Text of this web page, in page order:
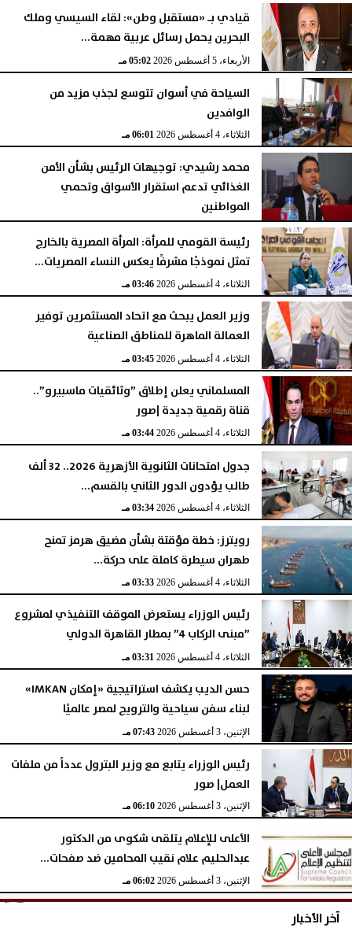
قيادي بـ «مستقبل وطن»: لقاء السيسي وملك
البحرين يحمل رسائل عربية مهمة...
الأربعاء، 5 أغسطس 2026 05:02 مـ
السياحة في أسوان تتوسع لجذب مزيد من
الوافدين
الثلاثاء، 4 أغسطس 2026 06:01 مـ
محمد رشيدي: توجيهات الرئيس بشأن الأمن
الغذائي تدعم استقرار الأسواق وتحمي
المواطنين
الثلاثاء، 4 أغسطس 2026
رئيسة القومي للمرأة: المرأة المصرية بالخارج
تمثل نموذجًا مشرفًا يعكس النساء المصريات...
الثلاثاء، 4 أغسطس 2026 03:46 مـ
وزير العمل يبحث مع اتحاد المستثمرين توفير
العمالة الماهرة للمناطق الصناعية
الثلاثاء، 4 أغسطس 2026 03:45 مـ
المسلماني يعلن إطلاق ”وثائقيات ماسبيرو”..
قناة رقمية جديدة |صور
الثلاثاء، 4 أغسطس 2026 03:44 مـ
جدول امتحانات الثانوية الأزهرية 2026.. 32 ألف
طالب يؤدون الدور الثاني بالقسم...
الثلاثاء، 4 أغسطس 2026 03:34 مـ
رويترز: خطة مؤقتة بشأن مضيق هرمز تمنح
طهران سيطرة كاملة على حركة...
الثلاثاء، 4 أغسطس 2026 03:33 مـ
رئيس الوزراء يستعرض الموقف التنفيذي لمشروع
”مبنى الركاب 4” بمطار القاهرة الدولي
الثلاثاء، 4 أغسطس 2026 03:31 مـ
حسن الديب يكشف استراتيجية «إمكان IMKAN»
لبناء سفن سياحية والترويج لمصر عالميًا
الإثنين، 3 أغسطس 2026 07:43 مـ
رئيس الوزراء يتابع مع وزير البترول عدداً من ملفات
العمل| صور
الإثنين، 3 أغسطس 2026 06:10 مـ
الأعلى للإعلام يتلقى شكوى من الدكتور
عبدالحليم علام نقيب المحامين ضد صفحات...
الإثنين، 3 أغسطس 2026 06:02 مـ
آخر الأخبار